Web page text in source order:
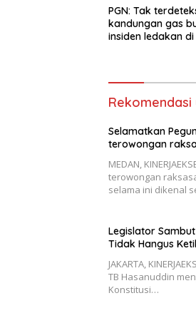
PGN: Tak
kandungan gas
insiden ledakan
Rekomendasi
Selamatkan
terowongan
MEDAN,
terowongan
selama ini dikenal
Legislator
Tidak Hangus
JAKARTA,
TB Hasanuddin
Konstitusi…